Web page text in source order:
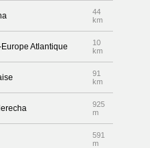
44
km
Atlantique
10
km
91
km
925
m
591
m